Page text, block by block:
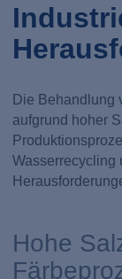
Die Behandlung
aufgrund hoher
Wasserrecycling
Hohe